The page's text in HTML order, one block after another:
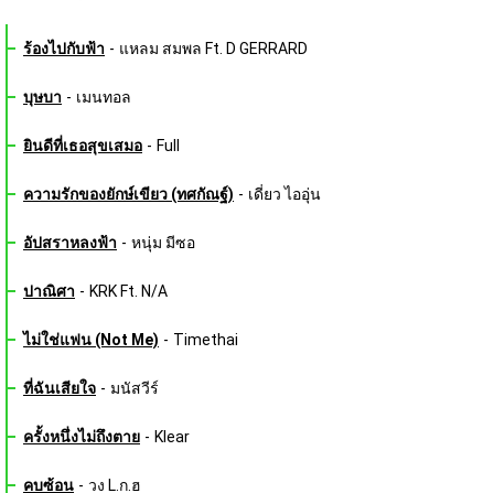
ร้องไปกับฟ้า - แหลม สมพล Ft. D GERRARD
บุษบา - เมนทอล
ยินดีที่เธอสุขเสมอ - Full
ความรักของยักษ์เขียว (ทศกัณฐ์) - เดี่ยว ไออุ่น
อัปสราหลงฟ้า - หนุ่ม มีซอ
ปาณิศา - KRK Ft. N/A
ไม่ใช่แฟน (Not Me) - Timethai
ที่ฉันเสียใจ - มนัสวีร์
ครั้งหนึ่งไม่ถึงตาย - Klear
คบซ้อน - วง L.ก.ฮ